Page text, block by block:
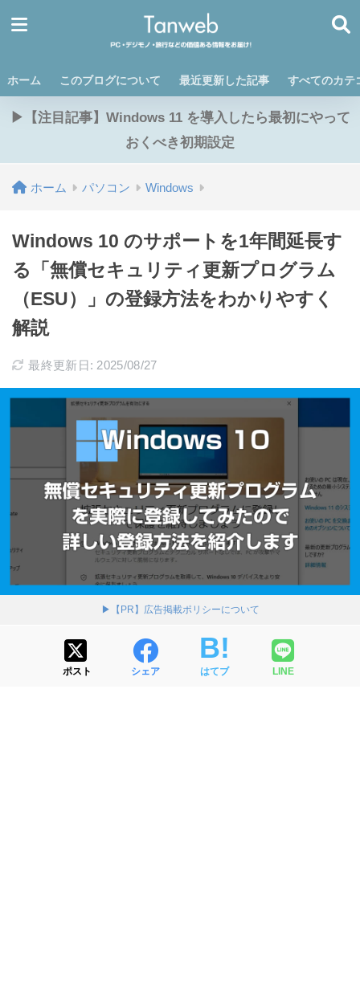
ホーム このブログについて 最近更新した記事 すべてのカテ
▶【注目記事】Windows 11 を導入したら最初にやって
おくべき初期設定
ホーム パソコン Windows
Windows 10 のサポートを1年間延長す
る「無償セキュリティ更新プログラム
（ESU）」の登録方法をわかりやすく
解説
最終更新日: 2025/08/27
▶【PR】広告掲載ポリシーについて
ポスト シェア はてブ LINE